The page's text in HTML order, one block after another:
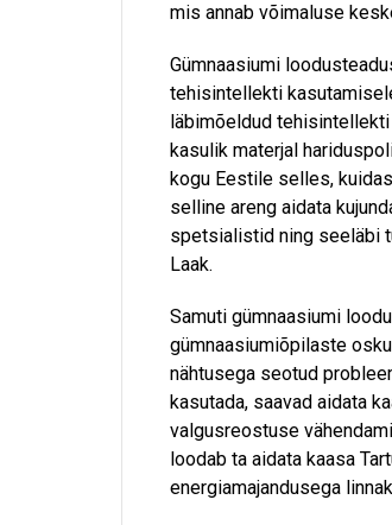
mis annab võimaluse
Gümnaasiumi
tehisintellekti
läbimõeldud
kasulik materjal
kogu Eestile selles,
selline areng aidata
spetsialistid ning seeläbi
Laak.
Samuti gümnaasiumi
gümnaasiumiõpilaste
nähtusega seotud
kasutada, saavad aidata
valgusreostuse
loodab ta aidata kaasa
energiamajandusega